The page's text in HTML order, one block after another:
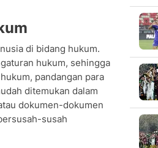
di bidang hukum.
hukum, sehingga
pandangan para
ditemukan dalam
dokumen-dokumen
susah